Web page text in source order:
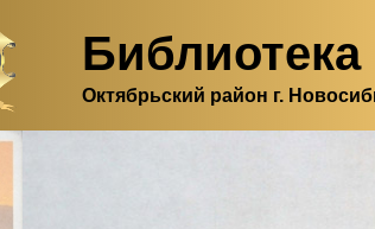
Октябрьский район г.